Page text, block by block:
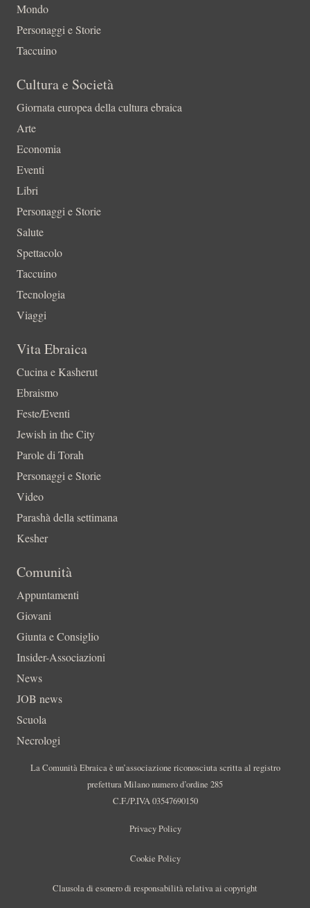
Mondo
Personaggi e Storie
Taccuino
Cultura e Società
Giornata europea della cultura ebraica
Arte
Economia
Eventi
Libri
Personaggi e Storie
Salute
Spettacolo
Taccuino
Tecnologia
Viaggi
Vita Ebraica
Cucina e Kasherut
Ebraismo
Feste/Eventi
Jewish in the City
Parole di Torah
Personaggi e Storie
Video
Parashà della settimana
Kesher
Comunità
Appuntamenti
Giovani
Giunta e Consiglio
Insider-Associazioni
News
JOB news
Scuola
Necrologi
La Comunità Ebraica è un’associazione riconosciuta scritta al registro
prefettura Milano numero d’ordine 285
C.F./P.IVA 03547690150
Privacy Policy
Cookie Policy
Clausola di esonero di responsabilità relativa ai copyright